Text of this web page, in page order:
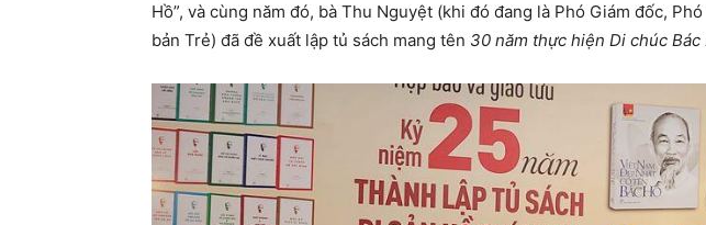
Hồ”, và cùng năm đó, bà Thu Nguyệt (khi đó đang là Phó Giám đốc,
bản Trẻ) đã đề xuất lập tủ sách mang tên 30 năm thực hiện Di chúc Bác